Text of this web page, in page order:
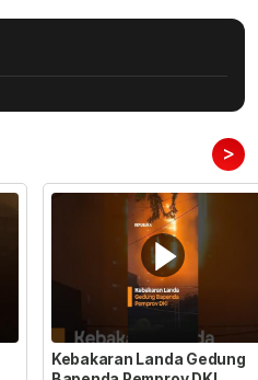
>
Kebakaran Landa Gedung